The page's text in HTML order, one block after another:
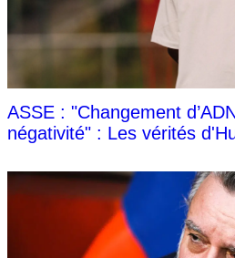
ASSE : "Changement
négativité" : Les vérités